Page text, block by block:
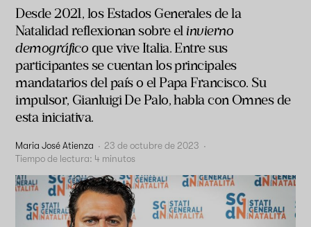
Desde 2021, los Estados Generales de la
Natalidad reflexionan sobre el invierno
demográfico que vive Italia. Entre sus
participantes se cuentan los principales
mandatarios del país o el Papa Francisco. Su
impulsor, Gianluigi De Palo, habla con Omnes de
esta iniciativa.
Maria José Atienza · 23 de octubre de 2023 ·
Tiempo de lectura: 4 minutos